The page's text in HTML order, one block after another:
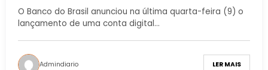
O Banco do Brasil anunciou na última quarta-feira (9) o
lançamento de uma conta digital…
Admindiario LER MAIS